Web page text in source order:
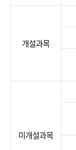
개설과목
미개설과목